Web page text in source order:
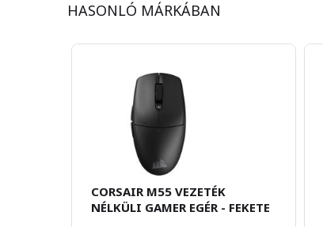
HASONLÓ MÁRKÁBAN
CORSAIR M55 VEZETÉK
NÉLKÜLI GAMER EGÉR - FEKETE